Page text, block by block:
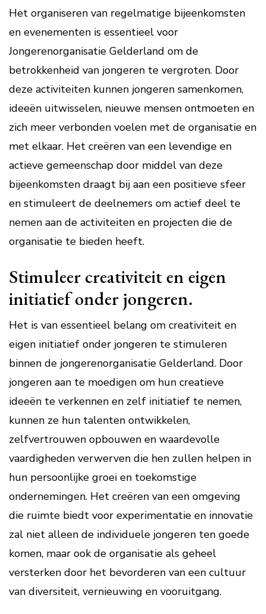
Het organiseren van regelmatige bijeenkomsten
en evenementen is essentieel voor
Jongerenorganisatie Gelderland om de
betrokkenheid van jongeren te vergroten. Door
deze activiteiten kunnen jongeren samenkomen,
ideeën uitwisselen, nieuwe mensen ontmoeten en
zich meer verbonden voelen met de organisatie en
met elkaar. Het creëren van een levendige en
actieve gemeenschap door middel van deze
bijeenkomsten draagt bij aan een positieve sfeer
en stimuleert de deelnemers om actief deel te
nemen aan de activiteiten en projecten die de
organisatie te bieden heeft.
Stimuleer creativiteit en eigen
initiatief onder jongeren.
Het is van essentieel belang om creativiteit en
eigen initiatief onder jongeren te stimuleren
binnen de jongerenorganisatie Gelderland. Door
jongeren aan te moedigen om hun creatieve
ideeën te verkennen en zelf initiatief te nemen,
kunnen ze hun talenten ontwikkelen,
zelfvertrouwen opbouwen en waardevolle
vaardigheden verwerven die hen zullen helpen in
hun persoonlijke groei en toekomstige
ondernemingen. Het creëren van een omgeving
die ruimte biedt voor experimentatie en innovatie
zal niet alleen de individuele jongeren ten goede
komen, maar ook de organisatie als geheel
versterken door het bevorderen van een cultuur
van diversiteit, vernieuwing en vooruitgang.